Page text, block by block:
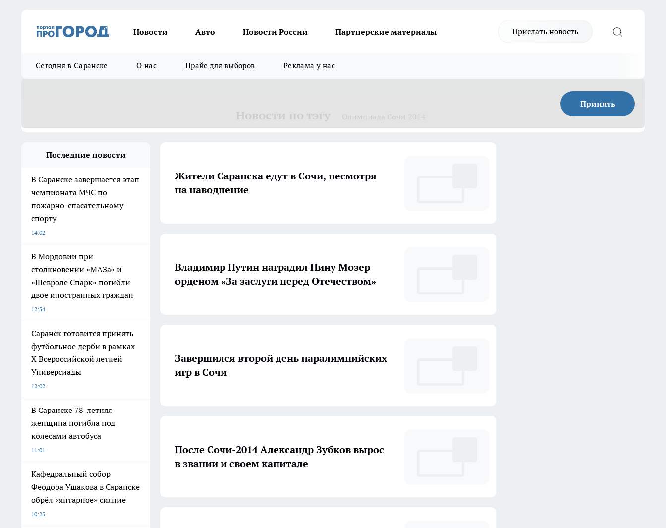
Новости Авто Новости России Партнерские материалы Прислать новость
Сегодня в Саранске О нас Прайс для выборов Реклама у нас
Принять
Последние новости
В Саранске завершается этап
чемпионата МЧС по
пожарно-спасательному
спорту
14:02
В Мордовии при
столкновении «МАЗа» и
«Шевроле Спарк» погибли
двое иностранных граждан
12:54
Саранск готовится принять
футбольное дерби в рамках
X Всероссийской летней
Универсиады
12:02
В Саранске 78-летняя
женщина погибла под
колесами автобуса
11:01
Кафедральный собор
Феодора Ушакова в Саранске
обрёл «янтарное» сияние
10:25
Жители Саранска едут в Сочи, несмотря
на наводнение
Владимир Путин наградил Нину Мозер
орденом «За заслуги перед Отечеством»
Завершился второй день паралимпийских
игр в Сочи
После Сочи-2014 Александр Зубков вырос
в звании и своем капитале